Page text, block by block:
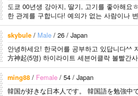
도쿄 00년생 강아지, 딸기, 고기를 좋아해요
한 관계를 구합니다! 예의가 없는 사람이나
skybule / Male / 26 / Japan
안녕하세요! 한국어를 공부하고 있답니다^^
方神起(5명) 하이라이트 세븐어클락 볼빨간
어..
ming88 / Female / 54 / Japan
韓国が好きな日本人です。 韓国語を勉強中